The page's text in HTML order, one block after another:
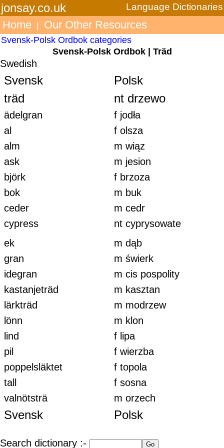
jonsay.co.uk Language Dictionaries
Home Our Other Resources
Svensk-Polsk Ordbok categories
Svensk-Polsk Ordbok | Träd
Swedish
Svensk
Polsk
träd
nt drzewo
ädelgran
f jodła
al
f olsza
alm
m wiąz
ask
m jesion
björk
f brzoza
bok
m buk
ceder
m cedr
cypress
nt cyprysowate
ek
m dąb
gran
m świerk
idegran
m cis pospolity
kastanjeträd
m kasztan
lärkträd
m modrzew
lönn
m klon
lind
f lipa
pil
f wierzba
poppelsläktet
f topola
tall
f sosna
valnötsträ
m orzech
Svensk Polsk
Search dictionary :-